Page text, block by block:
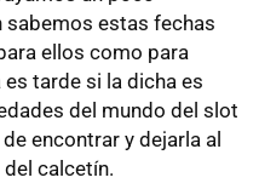
sabemos estas fechas
ellos como para
tarde si la dicha es
del mundo del slot
encontrar y dejarla al
calcetín.